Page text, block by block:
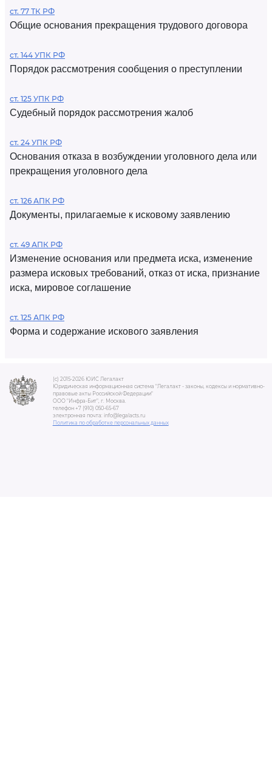
ст. 77 ТК РФ
Общие основания прекращения трудового договора
ст. 144 УПК РФ
Порядок рассмотрения сообщения о преступлении
ст. 125 УПК РФ
Судебный порядок рассмотрения жалоб
ст. 24 УПК РФ
Основания отказа в возбуждении уголовного дела или
прекращения уголовного дела
ст. 126 АПК РФ
Документы, прилагаемые к исковому заявлению
ст. 49 АПК РФ
Изменение основания или предмета иска, изменение
размера исковых требований, отказ от иска, признание
иска, мировое соглашение
ст. 125 АПК РФ
Форма и содержание искового заявления
(c) 2015-2026 ЮИС Легалакт
Юридическая информационная система "Легалакт - законы, кодексы и нормативно-
правовые акты Российской Федерации"
ООО "Инфра-Бит", г. Москва.
телефон +7 (910) 050-65-67
электронная почта: info@legalacts.ru
Политика по обработке персональных данных